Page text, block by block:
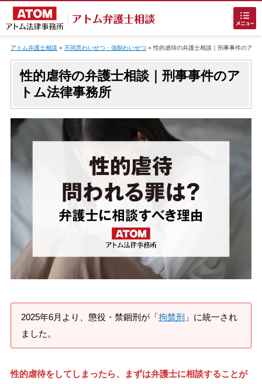
ホームに戻る
刑事事件でお困りの方
刑事事件の無料相談
接見・面会を弁護士に依頼
アトムについて
アトム弁護士相談 » 不同意わいせつ・強制わいせつ» 性的虐待の弁護士相談｜刑事事件のアト
性的虐待の弁護士相談｜刑事事件のア
トム法律事務所
2025年6月より、懲役・禁錮刑が「拘禁刑 」に統一され
ました。
性的虐待をしてしまったら、まずは弁護士に相談することが